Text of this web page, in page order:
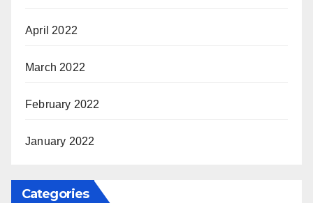
April 2022
March 2022
February 2022
January 2022
Categories